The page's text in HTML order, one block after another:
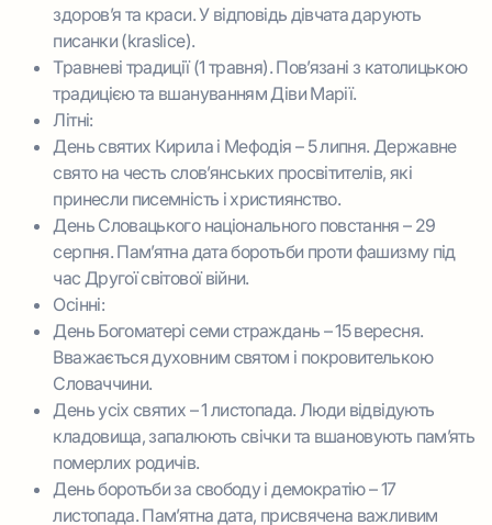
здоров’я та краси. У відповідь дівчата дарують
писанки (kraslice).
Травневі традиції (1 травня). Пов’язані з католицькою
традицією та вшануванням Діви Марії.
Літні:
День святих Кирила і Мефодія – 5 липня. Державне
свято на честь слов’янських просвітителів, які
принесли писемність і християнство.
День Словацького національного повстання – 29
серпня. Пам’ятна дата боротьби проти фашизму під
час Другої світової війни.
Осінні:
День Богоматері семи страждань – 15 вересня.
Вважається духовним святом і покровителькою
Словаччини.
День усіх святих – 1 листопада. Люди відвідують
кладовища, запалюють свічки та вшановують пам’ять
померлих родичів.
День боротьби за свободу і демократію – 17
листопада. Пам’ятна дата, присвячена важливим